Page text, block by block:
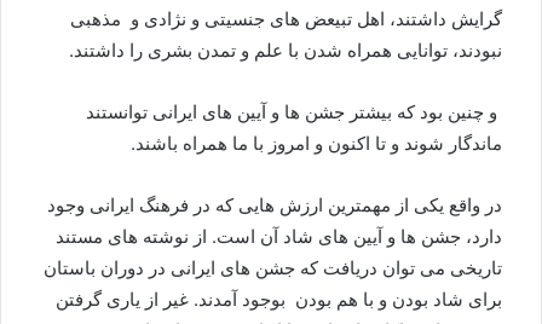
گرایش داشتند، اهل تبیعض های جنسیتی و نژادی و مذهبی
نبودند، توانایی همراه شدن با علم و تمدن بشری را داشتند.
و چنین بود که بیشتر جشن ها و آیین های ایرانی توانستند
ماندگار شوند و تا اکنون و امروز با ما همراه باشند.
در واقع یکی از مهمترین ارزش هایی که در فرهنگ ایرانی وجود
دارد، جشن ها و آیین های شاد آن است. از نوشته های مستند
تاریخی می توان دریافت که جشن های ایرانی در دوران باستان
برای شاد بودن و با هم بودن بوجود آمدند. غیر از یاری گرفتن